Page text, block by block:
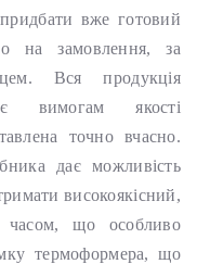
вже готовий
на замовлення, за
Вся продукція
вимогам якості
точно вчасно.
дає можливість
високоякісний,
часом, що особливо
термоформера, що